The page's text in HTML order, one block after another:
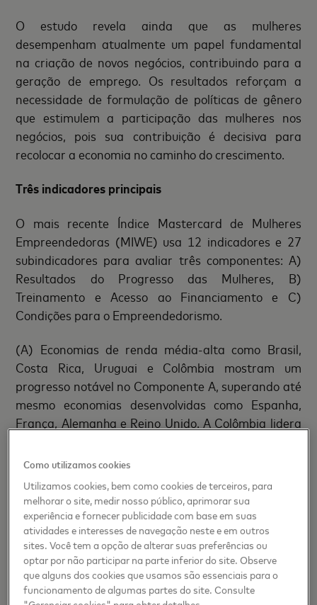
O estudo revela ainda que as mulheres
desempenham atualmente um papel fundamental
na criação de novos negócios, contribuindo para a
geração de emprego. Os resultados reforçam a
necessidade de formulação de políticas de gênero
que estimulem a participação das mulheres nos
negócios, pois sua contribuição é decisiva para
recolocar a economia no caminho do crescimento.
Três indicadores principais
O mais recente Índice Mastercard de Mulheres
Empreendedoras (MIWE) usa 12 indicadores e 27
subindicadores para avaliar três componentes: A)
Resultados do Progresso das Mulheres, B)
Treinamento e Acesso ao Financiamento e C)
Condições para o Empreendedorismo.
(A) Economias de renda média-alta como Brasil,
Costa Rica, Uruguai e Colômbia mostram um
progresso notável no Componente A, superando até
mesmo economias desenvolvidas como Espanha,
França, Alemanha e Reino Unido. A Colômbia lidera
55% dos cargos de liderança ocupados por
mulheres.
(B) A Argentina é o único país da região que
aparece entre os 20 melhores países do mundo no
Componente B (Treinamento e Acesso ao
Financiamento). O país é seguido pelo Uruguai e
Chile, que também se destacam pela atividade
Como utilizamos cookies
Utilizamos cookies, bem como cookies de terceiros, para
melhorar o site, medir nosso público, aprimorar sua
experiência e fornecer publicidade com base em suas
atividades e interesses de navegação neste e em outros
sites. Você tem a opção de alterar suas preferências ou
optar por não participar na parte inferior do site. Observe
que alguns dos cookies que usamos são essenciais para o
funcionamento de algumas partes do site. Consulte